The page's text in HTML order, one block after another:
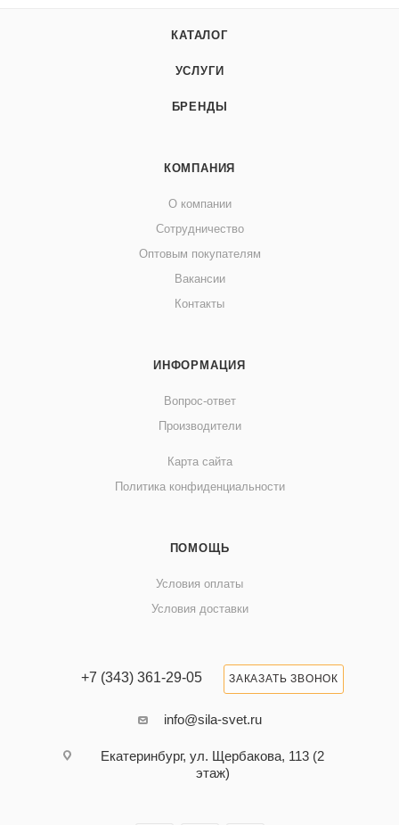
КАТАЛОГ
УСЛУГИ
БРЕНДЫ
КОМПАНИЯ
О компании
Сотрудничество
Оптовым покупателям
Вакансии
Контакты
ИНФОРМАЦИЯ
Вопрос-ответ
Производители
Карта сайта
Политика конфиденциальности
ПОМОЩЬ
Условия оплаты
Условия доставки
+7 (343) 361-29-05 ЗАКАЗАТЬ ЗВОНОК
info@sila-svet.ru
Екатеринбург, ул. Щербакова, 113 (2
этаж)